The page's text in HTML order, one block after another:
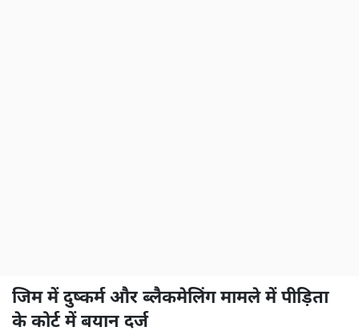
जिम में दुष्कर्म और ब्लैकमेलिंग मामले में पीड़िता
के कोर्ट में बयान दर्ज